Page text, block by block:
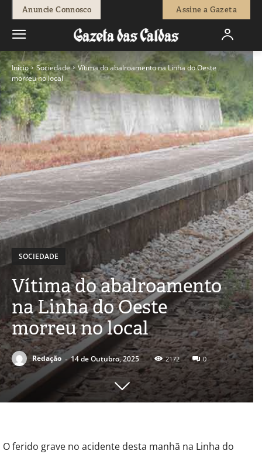
Anuncie Connosco Assine a Gazeta
Início Sociedade
Vítima do abalroamento na Linha do Oeste
morreu no local
SOCIEDADE
Vítima do abalroamento
na Linha do Oeste
morreu no local
Redação - 14 de Outubro, 2025 2172 0
O ferido grave no acidente desta manhã na Linha do